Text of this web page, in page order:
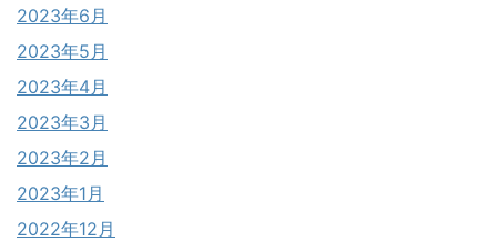
2023年6月
2023年5月
2023年4月
2023年3月
2023年2月
2023年1月
2022年12月